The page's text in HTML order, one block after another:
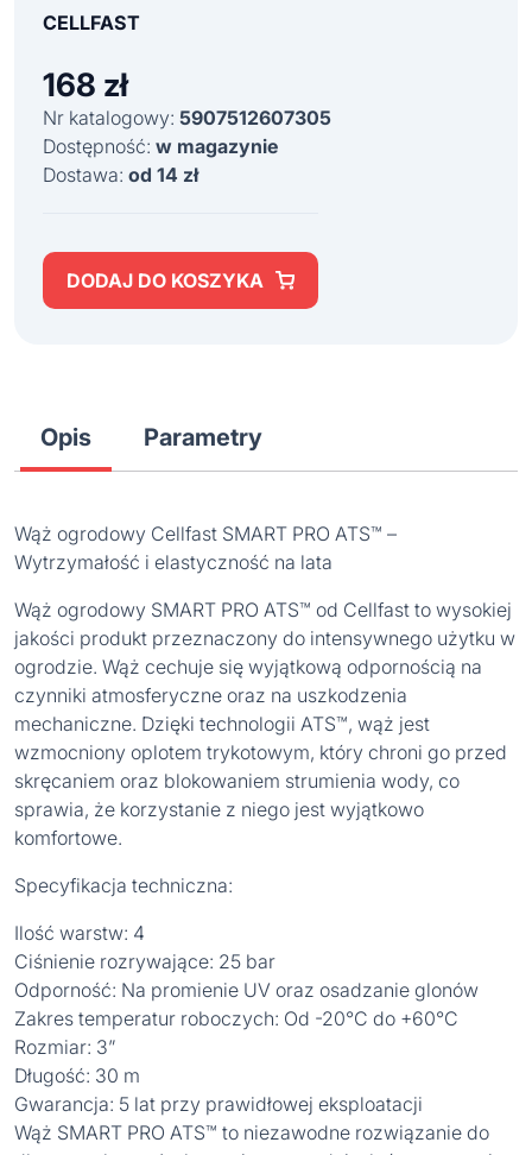
CELLFAST
168 zł
Nr katalogowy: 5907512607305
Dostępność: w magazynie
Dostawa: od 14 zł
DODAJ DO KOSZYKA
Opis Parametry
Wąż ogrodowy Cellfast SMART PRO ATS™ –
Wytrzymałość i elastyczność na lata
Wąż ogrodowy SMART PRO ATS™ od Cellfast to wysokiej
jakości produkt przeznaczony do intensywnego użytku w
ogrodzie. Wąż cechuje się wyjątkową odpornością na
czynniki atmosferyczne oraz na uszkodzenia
mechaniczne. Dzięki technologii ATS™, wąż jest
wzmocniony oplotem trykotowym, który chroni go przed
skręcaniem oraz blokowaniem strumienia wody, co
sprawia, że korzystanie z niego jest wyjątkowo
komfortowe.
Specyfikacja techniczna:
Ilość warstw: 4
Ciśnienie rozrywające: 25 bar
Odporność: Na promienie UV oraz osadzanie glonów
Zakres temperatur roboczych: Od -20°C do +60°C
Rozmiar: 3”
Długość: 30 m
Gwarancja: 5 lat przy prawidłowej eksploatacji
Wąż SMART PRO ATS™ to niezawodne rozwiązanie do